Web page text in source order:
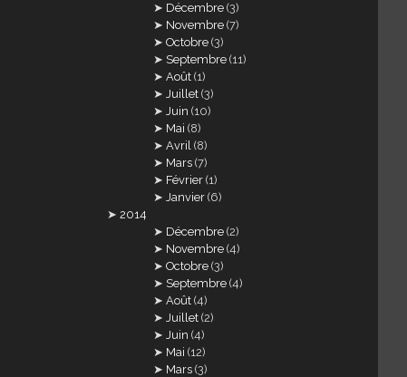
Décembre (3)
Novembre (7)
Octobre (3)
Septembre (11)
Août (1)
Juillet (3)
Juin (10)
Mai (8)
Avril (8)
Mars (7)
Février (1)
Janvier (6)
2014
Décembre (2)
Novembre (4)
Octobre (3)
Septembre (4)
Août (4)
Juillet (2)
Juin (4)
Mai (12)
Mars (3)